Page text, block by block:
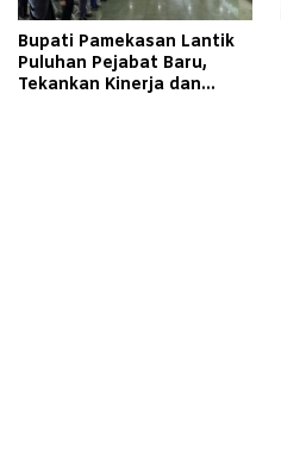
Bupati Pamekasan Lantik
Puluhan Pejabat Baru,
Tekankan Kinerja dan